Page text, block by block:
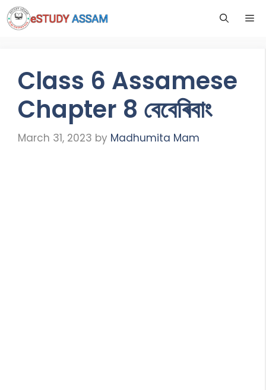
Class 6 Assamese
Chapter 8 বেবেৰিবাং
March 31, 2023 by Madhumita Mam